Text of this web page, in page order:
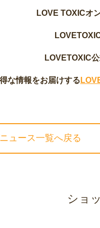
LOVE TOXICオ
LOVETOXIC
な情報をお届けする
ュース一覧へ戻る
ショ